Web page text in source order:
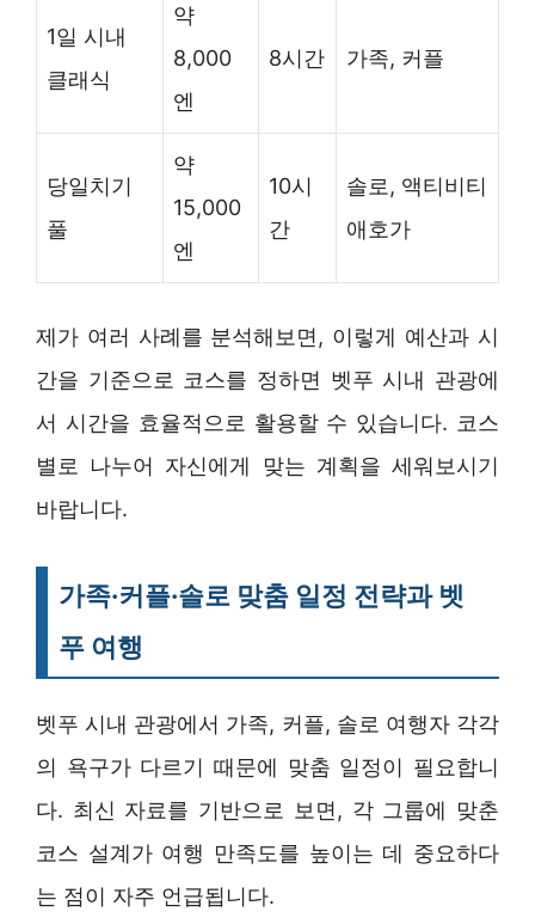
1일 시내
클래식
약
8,000
엔
8시간 가족, 커플
당일치기
풀
약
15,000
엔
10시
간
솔로, 액티비티
애호가
제가 여러 사례를 분석해보면, 이렇게 예산과 시
간을 기준으로 코스를 정하면 벳푸 시내 관광에
서 시간을 효율적으로 활용할 수 있습니다. 코스
별로 나누어 자신에게 맞는 계획을 세워보시기
바랍니다.
가족·커플·솔로 맞춤 일정 전략과 벳
푸 여행
벳푸 시내 관광에서 가족, 커플, 솔로 여행자 각각
의 욕구가 다르기 때문에 맞춤 일정이 필요합니
다. 최신 자료를 기반으로 보면, 각 그룹에 맞춘
코스 설계가 여행 만족도를 높이는 데 중요하다
는 점이 자주 언급됩니다.